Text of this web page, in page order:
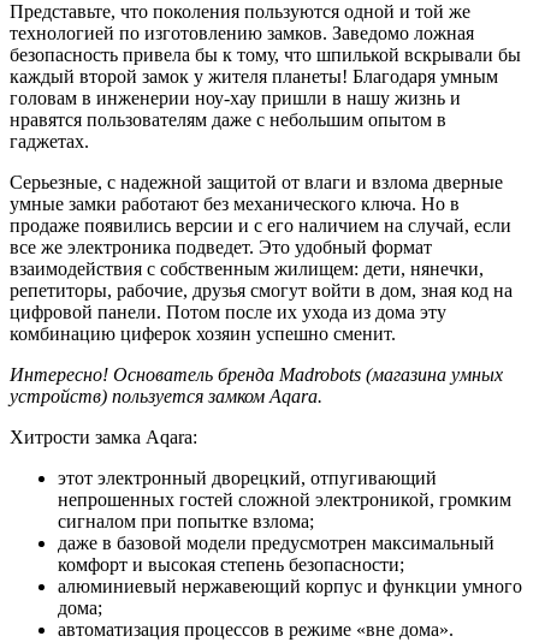
Представьте, что поколения пользуются одной и той же
технологией по изготовлению замков. Заведомо ложная
безопасность привела бы к тому, что шпилькой вскрывали бы
каждый второй замок у жителя планеты! Благодаря умным
головам в инженерии ноу-хау пришли в нашу жизнь и
нравятся пользователям даже с небольшим опытом в
гаджетах.
Серьезные, с надежной защитой от влаги и взлома дверные
умные замки работают без механического ключа. Но в
продаже появились версии и с его наличием на случай, если
все же электроника подведет. Это удобный формат
взаимодействия с собственным жилищем: дети, нянечки,
репетиторы, рабочие, друзья смогут войти в дом, зная код на
цифровой панели. Потом после их ухода из дома эту
комбинацию циферок хозяин успешно сменит.
Интересно! Основатель бренда Madrobots (магазина умных
устройств) пользуется замком Aqara.
Хитрости замка Aqara:
этот электронный дворецкий, отпугивающий
непрошенных гостей сложной электроникой, громким
сигналом при попытке взлома;
даже в базовой модели предусмотрен максимальный
комфорт и высокая степень безопасности;
алюминиевый нержавеющий корпус и функции умного
дома;
автоматизация процессов в режиме «вне дома».